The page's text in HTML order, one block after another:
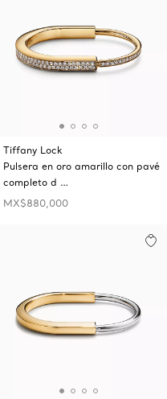
Tiffany Lock
Pulsera en oro amarillo con pavé
completo d …
MX$880,000